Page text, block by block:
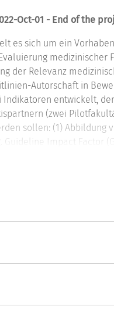
Oct-01 - End of the
es sich um ein
medizinischer
der Relevanz
Autorschaft in
Indikatoren entwickelt,
(zwei
sollen: (1)
Guideline Impact Factor
inwieweit bestehende
forschenden
Journal Impact Factor